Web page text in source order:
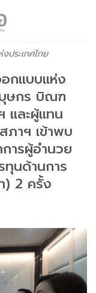
ประเทศไทย
กแบบแห่ง
บุษกร บิณฑ
และผู้แทน
าฯ เข้าพบ
ารผู้อำนวย
ทุนด้านการ
2 ครั้ง